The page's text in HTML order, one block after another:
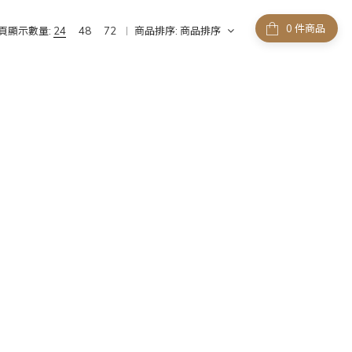
件商品
顯示數量: 24 48 72 商品排序: 商品排序